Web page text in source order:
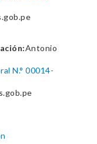
Antonio
N.° 00014-